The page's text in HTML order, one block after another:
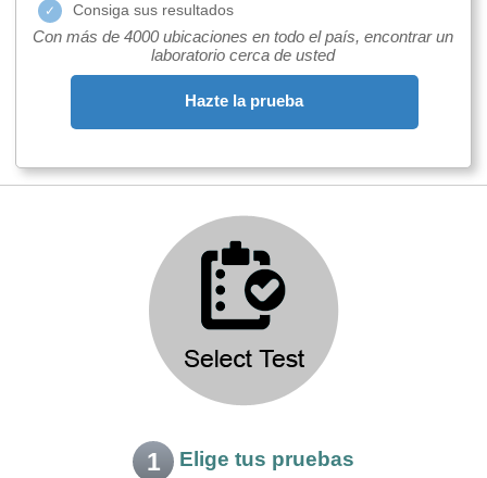
Consiga sus resultados
Con más de 4000 ubicaciones en todo el país, encontrar un
laboratorio cerca de usted
Hazte la prueba
1 Elige tus pruebas